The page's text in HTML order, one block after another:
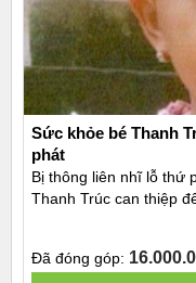
Sức khỏe bé Thanh
phát
Bị thông liên nhĩ lỗ thứ
Thanh Trúc can thiệp
Đã đóng góp: